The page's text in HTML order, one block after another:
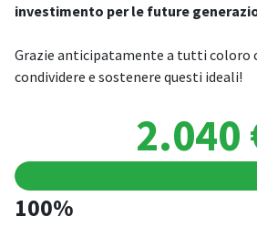
investimento per le future
Grazie anticipatamente a tutti coloro
condividere e sostenere questi ideali!
2.040
100%